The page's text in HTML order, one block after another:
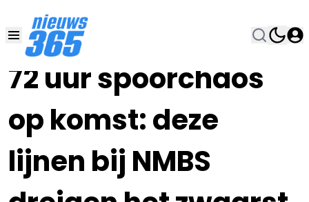
72 uur spoorchaos
op komst: deze
lijnen bij NMBS
26 FEB , 7:00•